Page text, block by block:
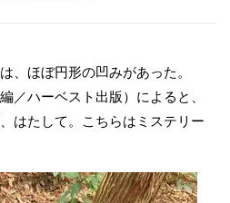
、ほぼ円形の凹みがあった。
／ハーベスト出版）によると、
はたして。こちらはミステリー